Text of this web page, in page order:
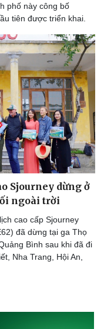
phố này công bố
tiên được triển khai.
Sjourney dừng ở
ngoài trời
cao cấp Sjourney
đã dừng tại ga Thọ
Bình sau khi đã đi
Nha Trang, Hội An,